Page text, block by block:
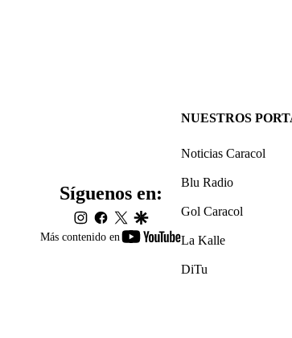
Más contenido en
youtube-
Síguenos en:
instagram
facebook
twittergoogle
NUESTROS
Noticias Caracol
Blu Radio
Gol Caracol
La Kalle
DiTu